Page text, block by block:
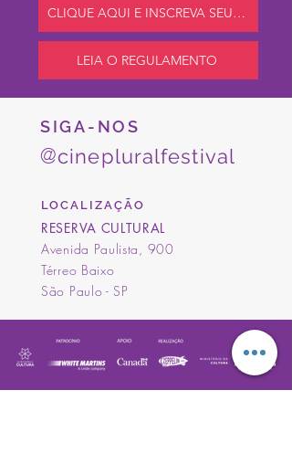
CLIQUE AQUI E INSCREVA SEU FILME
LEIA O REGULAMENTO
SIGA-NOS
@cinepluralfestival
LOCALIZAÇÃO
RESERVA CULTURAL
Avenida Paulista, 900
Térreo Baixo
São Paulo - SP